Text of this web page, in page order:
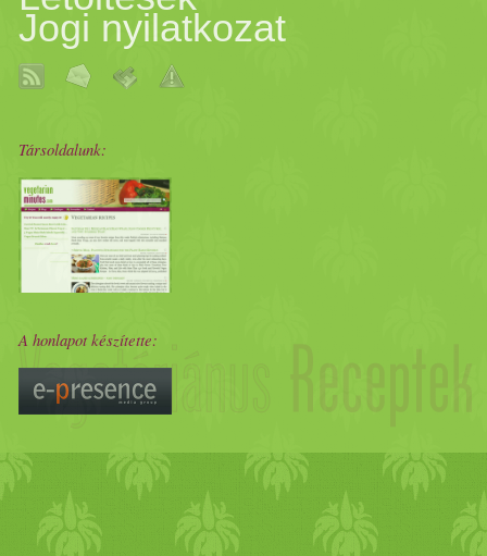
Jogi nyilatkozat
Társoldalunk:
A honlapot készítette: